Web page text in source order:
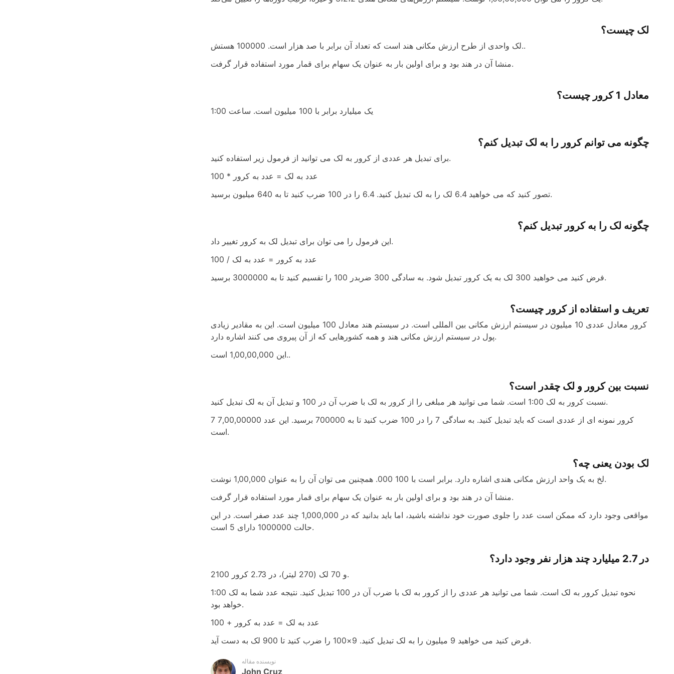
لک چیست؟
لک واحدی از طرح ارزش مکانی هند است که تعداد آن برابر با صد هزار است. 100000 هستش..
منشا آن در هند بود و برای اولین بار به عنوان یک سهام برای قمار مورد استفاده قرار گرفت.
معادل 1 کرور چیست؟
یک میلیارد برابر با 100 میلیون است. ساعت 1:00
چگونه می توانم کرور را به لک تبدیل کنم؟
برای تبدیل هر عددی از کرور به لک می توانید از فرمول زیر استفاده کنید.
عدد به لک = عدد به کرور * 100
تصور کنید که می خواهید 6.4 لک را به لک تبدیل کنید. 6.4 را در 100 ضرب کنید تا به 640 میلیون برسید.
چگونه لک را به کرور تبدیل کنم؟
این فرمول را می توان برای تبدیل لک به کرور تغییر داد.
عدد به کرور = عدد به لک / 100
فرض کنید می خواهید 300 لک به یک کرور تبدیل شود. به سادگی 300 ضربدر 100 را تقسیم کنید تا به 3000000 برسید.
تعریف و استفاده از کرور چیست؟
کرور معادل عددی 10 میلیون در سیستم ارزش مکانی بین المللی است. در سیستم هند معادل 100 میلیون است. این به مقادیر زیادی
پول در سیستم ارزش مکانی هند و همه کشورهایی که از آن پیروی می کنند اشاره دارد.
این 1,00,00,000 است..
نسبت بین کرور و لک چقدر است؟
نسبت کرور به لک 1:00 است. شما می توانید هر مبلغی را از کرور به لک با ضرب آن در 100 و تبدیل آن به لک تبدیل کنید.
7 کرور نمونه ای از عددی است که باید تبدیل کنید. به سادگی 7 را در 100 ضرب کنید تا به 700000 برسید. این عدد 7,00,00000
است.
لک بودن یعنی چه؟
لخ به یک واحد ارزش مکانی هندی اشاره دارد. برابر است با 100 000. همچنین می توان آن را به عنوان 1,00,000 نوشت.
منشا آن در هند بود و برای اولین بار به عنوان یک سهام برای قمار مورد استفاده قرار گرفت.
مواقعی وجود دارد که ممکن است عدد را جلوی صورت خود نداشته باشید، اما باید بدانید که در 1,000,000 چند عدد صفر است. در این
حالت 1000000 دارای 5 است.
در 2.7 میلیارد چند هزار نفر وجود دارد؟
2100 و 70 لک (270 لیتر)، در 2.73 کرور.
1:00 نحوه تبدیل کرور به لک است. شما می توانید هر عددی را از کرور به لک با ضرب آن در 100 تبدیل کنید. نتیجه عدد شما به لک
خواهد بود.
عدد به لک = عدد به کرور + 100
فرض کنید می خواهید 9 میلیون را به لک تبدیل کنید. 9×100 را ضرب کنید تا 900 لک به دست آید.
نویسنده مقاله
John Cruz